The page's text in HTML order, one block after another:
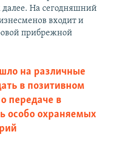
На сегодняшний
входит и
прибрежной
на различные
в позитивном
передаче в
особо охраняемых